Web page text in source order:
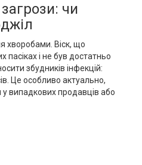
загрози: чи
хворобами. Віск, що
пасіках і не був достатньо
збудників інфекцій:
Це особливо актуально,
випадкових продавців або